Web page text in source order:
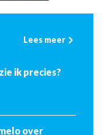
Lees meer
ik precies?
over